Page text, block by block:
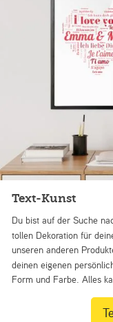
Text-Kunst
Du bist auf der Suche
tollen Dekoration für
unseren anderen
deinen eigenen
Form und Farbe. Alles